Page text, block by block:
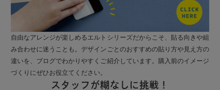
自由なアレンジが楽しめるエルトシリーズだからこそ、貼る向きや組
み合わせに迷うことも。デザインごとのおすすめの貼り方や見え方の
違いを、ブログでわかりやすくご紹介しています。購入前のイメージ
づくりにぜひお役立てください。
スタッフが糊なしに挑戦！